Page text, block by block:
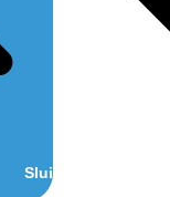
Sluit Kranen